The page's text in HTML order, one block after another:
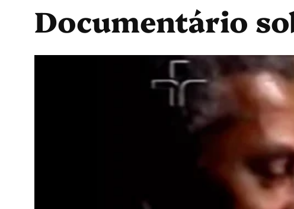
Documentário